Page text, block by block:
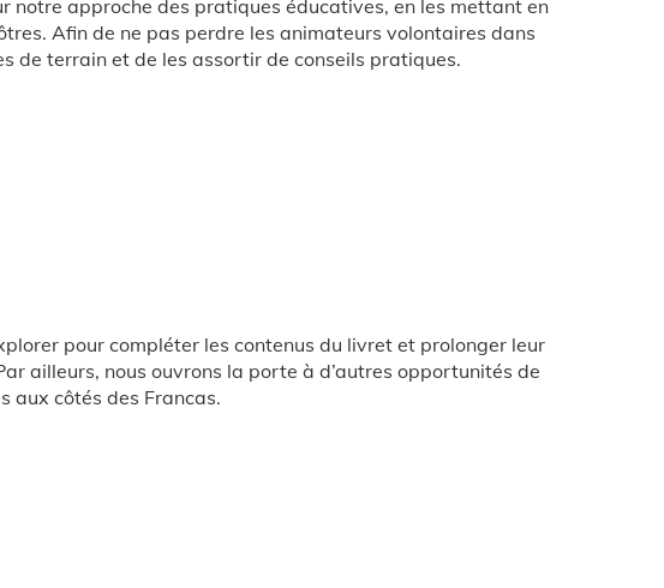
notre approche des pratiques éducatives, en les mettant en
Afin de ne pas perdre les animateurs volontaires dans
de terrain et de les assortir de conseils pratiques.
pour compléter les contenus du livret et prolonger leur
ailleurs, nous ouvrons la porte à d’autres opportunités de
aux côtés des Francas.